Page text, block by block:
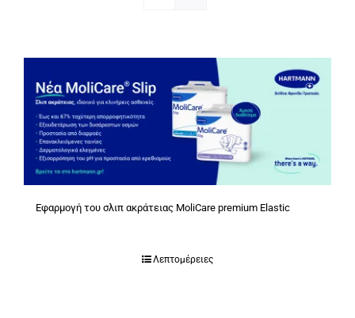
Εφαρμογή του σλιπ ακράτειας MoliCare premium Elastic
Λεπτομέρειες